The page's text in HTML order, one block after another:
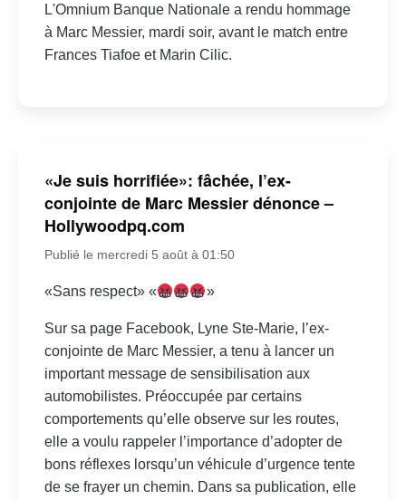
L'Omnium Banque Nationale a rendu hommage
à Marc Messier, mardi soir, avant le match entre
Frances Tiafoe et Marin Cilic.
«Je suis horrifiée»: fâchée, l’ex-
conjointe de Marc Messier dénonce –
Hollywoodpq.com
Publié le mercredi 5 août à 01:50
«Sans respect» « »
Sur sa page Facebook, Lyne Ste-Marie, l’ex-
conjointe de Marc Messier, a tenu à lancer un
important message de sensibilisation aux
automobilistes. Préoccupée par certains
comportements qu’elle observe sur les routes,
elle a voulu rappeler l’importance d’adopter de
bons réflexes lorsqu’un véhicule d’urgence tente
de se frayer un chemin. Dans sa publication, elle